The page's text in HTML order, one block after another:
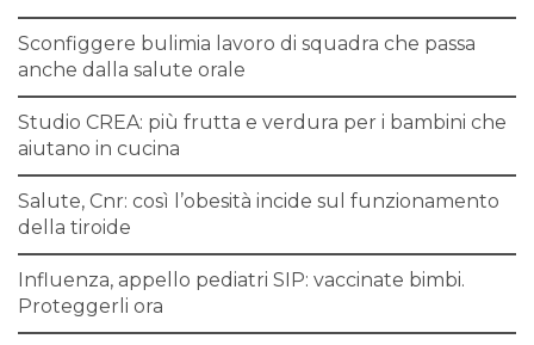
Sconfiggere bulimia lavoro di squadra che passa
anche dalla salute orale
Studio CREA: più frutta e verdura per i bambini che
aiutano in cucina
Salute, Cnr: così l’obesità incide sul funzionamento
della tiroide
Influenza, appello pediatri SIP: vaccinate bimbi.
Proteggerli ora